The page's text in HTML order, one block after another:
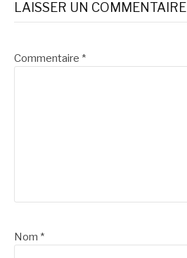
LAISSER UN COMMENTAIRE
Commentaire *
Nom *